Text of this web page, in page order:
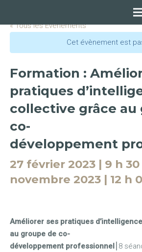
« Tous les Évènements
Cet évènement est
Formation :
pratiques
collective grâce au
co-
développement
27 février 2023 | 9 h 30
novembre 2023 | 12 h
Améliorer ses pratiques
au groupe de co-
développement professionnel ⎮8